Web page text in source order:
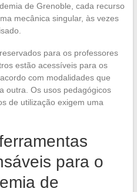
de Grenoble, cada recurso
mecânica singular, às vezes
para os professores
estão acessíveis para os
com modalidades que
outra. Os usos pedagógicos
de utilização exigem uma
para o
de